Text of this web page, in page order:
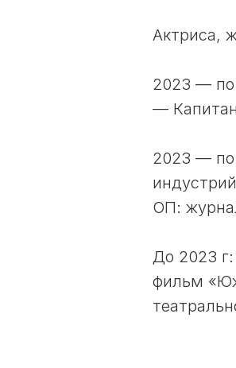
Актриса,
2023 — по
—
2023 —
ОП:
До 2023 г:
фильм